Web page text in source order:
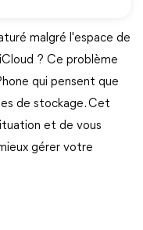
malgré l'espace de
? Ce problème
qui pensent que
de stockage. Cet
et de vous
gérer votre